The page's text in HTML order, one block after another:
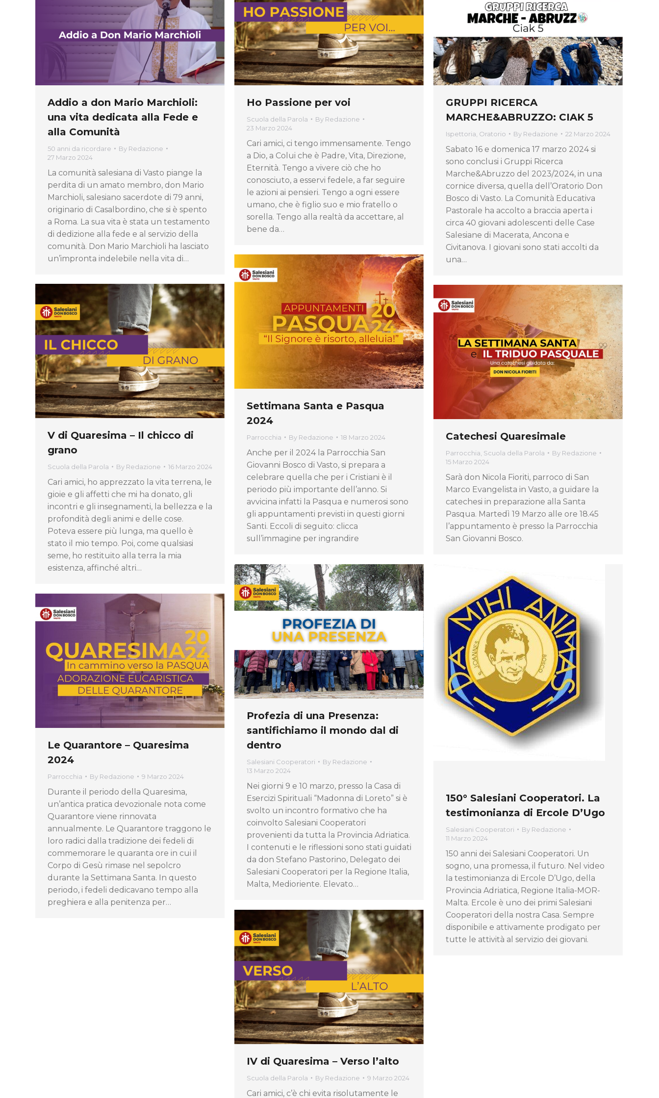
Addio a don Mario Marchioli:
una vita dedicata alla Fede e
alla Comunità
50 anni da ricordare By Redazione
27 Marzo 2024
La comunità salesiana di Vasto piange la
perdita di un amato membro, don Mario
Marchioli, salesiano sacerdote di 79 anni,
originario di Casalbordino, che si è spento
a Roma. La sua vita è stata un testamento
di dedizione alla fede e al servizio della
comunità. Don Mario Marchioli ha lasciato
un’impronta indelebile nella vita di…
Ho Passione per voi
Scuola della Parola By Redazione
23 Marzo 2024
Cari amici, ci tengo immensamente. Tengo
a Dio, a Colui che è Padre, Vita, Direzione,
Eternità. Tengo a vivere ciò che ho
conosciuto, a esservi fedele, a far seguire
le azioni ai pensieri. Tengo a ogni essere
umano, che è figlio suo e mio fratello o
sorella. Tengo alla realtà da accettare, al
bene da…
GRUPPI RICERCA
MARCHE&ABRUZZO: CIAK 5
Ispettoria Oratorio By Redazione 22 Marzo 2024
Sabato 16 e domenica 17 marzo 2024 si
sono conclusi i Gruppi Ricerca
Marche&Abruzzo del 2023/2024, in una
cornice diversa, quella dell’Oratorio Don
Bosco di Vasto. La Comunità Educativa
Pastorale ha accolto a braccia aperta i
circa 40 giovani adolescenti delle Case
Salesiane di Macerata, Ancona e
Civitanova. I giovani sono stati accolti da
una…
Settimana Santa e Pasqua
2024
Parrocchia By Redazione 18 Marzo 2024
Anche per il 2024 la Parrocchia San
Giovanni Bosco di Vasto, si prepara a
celebrare quella che per i Cristiani è il
periodo più importante dell’anno. Si
avvicina infatti la Pasqua e numerosi sono
gli appuntamenti previsti in questi giorni
Santi. Eccoli di seguito: clicca
sull’immagine per ingrandire
V di Quaresima – Il chicco di
grano
Scuola della Parola By Redazione 16 Marzo 2024
Cari amici, ho apprezzato la vita terrena, le
gioie e gli affetti che mi ha donato, gli
incontri e gli insegnamenti, la bellezza e la
profondità degli animi e delle cose.
Poteva essere più lunga, ma quello è
stato il mio tempo. Poi, come qualsiasi
seme, ho restituito alla terra la mia
esistenza, affinché altri…
Catechesi Quaresimale
Parrocchia Scuola della Parola By Redazione
15 Marzo 2024
Sarà don Nicola Fioriti, parroco di San
Marco Evangelista in Vasto, a guidare la
catechesi in preparazione alla Santa
Pasqua. Martedì 19 Marzo alle ore 18.45
l’appuntamento è presso la Parrocchia
San Giovanni Bosco.
Profezia di una Presenza:
santifichiamo il mondo dal di
dentro
Salesiani Cooperatori By Redazione
13 Marzo 2024
Nei giorni 9 e 10 marzo, presso la Casa di
Esercizi Spirituali “Madonna di Loreto” si è
svolto un incontro formativo che ha
coinvolto Salesiani Cooperatori
provenienti da tutta la Provincia Adriatica.
I contenuti e le riflessioni sono stati guidati
da don Stefano Pastorino, Delegato dei
Salesiani Cooperatori per la Regione Italia,
Malta, Medioriente. Elevato…
150° Salesiani Cooperatori. La
testimonianza di Ercole D’Ugo
Salesiani Cooperatori By Redazione
11 Marzo 2024
150 anni dei Salesiani Cooperatori. Un
sogno, una promessa, il futuro. Nel video
la testimonianza di Ercole D’Ugo, della
Provincia Adriatica, Regione Italia-MOR-
Malta. Ercole è uno dei primi Salesiani
Cooperatori della nostra Casa. Sempre
disponibile e attivamente prodigato per
tutte le attività al servizio dei giovani.
Le Quarantore – Quaresima
2024
Parrocchia By Redazione 9 Marzo 2024
Durante il periodo della Quaresima,
un’antica pratica devozionale nota come
Quarantore viene rinnovata
annualmente. Le Quarantore traggono le
loro radici dalla tradizione dei fedeli di
commemorare le quaranta ore in cui il
Corpo di Gesù rimase nel sepolcro
durante la Settimana Santa. In questo
periodo, i fedeli dedicavano tempo alla
preghiera e alla penitenza per…
IV di Quaresima – Verso l’alto
Scuola della Parola By Redazione 9 Marzo 2024
Cari amici, c’è chi evita risolutamente le